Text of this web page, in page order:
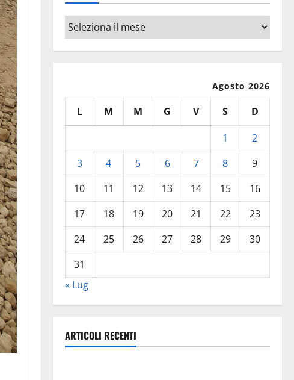
Archivi
Agosto 2026
L M M G V S
D
1
2
3
4 5 6 7 8
9
10
11 12 13 14 15
16
17
18 19 20 21 22
23
24
25 26 27 28 29
30
31
« Lug
ARTICOLI RECENTI